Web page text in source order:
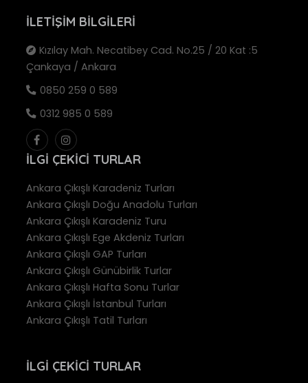
İLETIŞIM BILGILERI
Kızılay Mah. Necatibey Cad. No.25 / 20 Kat :5
Çankaya / Ankara
0850 259 0 589
0312 985 0 589
İLGI ÇEKICI TURLAR
Ankara Çıkışlı Karadeniz Turları
Ankara Çıkışlı Doğu Anadolu Turları
Ankara Çıkışlı Karadeniz Turu
Ankara Çıkışlı Ege Akdeniz Turları
Ankara Çıkışlı GAP Turları
Ankara Çıkışlı Günübirlik Turlar
Ankara Çıkışlı Hafta Sonu Turlar
Ankara Çıkışlı İstanbul Turları
Ankara Çıkışlı Tatil Turları
İLGI ÇEKICI TURLAR